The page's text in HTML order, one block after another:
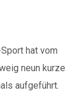
hat vom
neun kurze
aufgeführt.